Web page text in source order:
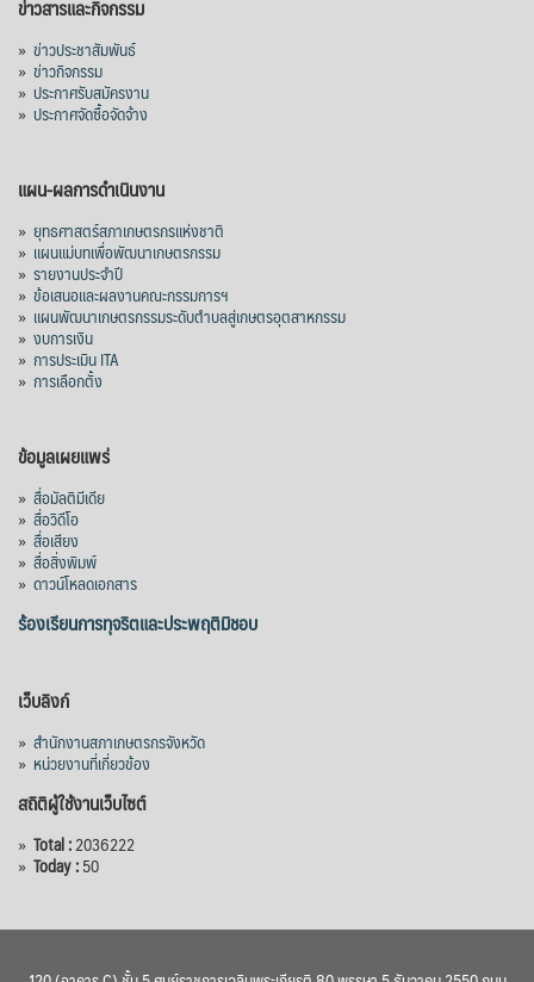
ข่าวสารและกิจกรรม
» ข่าวประชาสัมพันธ์
» ข่าวกิจกรรม
» ประกาศรับสมัครงาน
» ประกาศจัดซื้อจัดจ้าง
แผน-ผลการดำเนินงาน
» ยุทธศาสตร์สภาเกษตรกรแห่งชาติ
» แผนแม่บทเพื่อพัฒนาเกษตรกรรม
» รายงานประจำปี
» ข้อเสนอและผลงานคณะกรรมการฯ
» แผนพัฒนาเกษตรกรรมระดับตำบลสู่เกษตรอุตสาหกรรม
» งบการเงิน
» การประเมิน ITA
» การเลือกตั้ง
ข้อมูลเผยแพร่
» สื่อมัลติมีเดีย
» สื่อวิดีโอ
» สื่อเสียง
» สื่อสิ่งพิมพ์
» ดาวน์โหลดเอกสาร
ร้องเรียนการทุจริตและประพฤติมิชอบ
เว็บลิงก์
» สำนักงานสภาเกษตรกรจังหวัด
» หน่วยงานที่เกี่ยวข้อง
สถิติผู้ใช้งานเว็บไซต์
» Total :2036222
» Today :50